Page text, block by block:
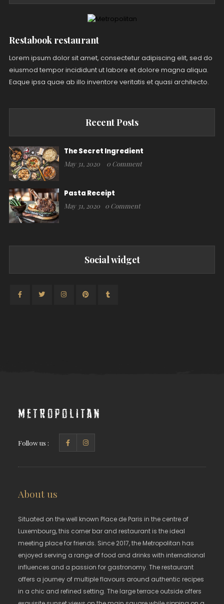
Restabook restaurant
Lorem ipsum dolor sit amet, consectetur adipiscing elit, sed do
eiusmod tempor incididunt ut labore et dolore magna aliqua.
Eaque ipsa quae ab illo inventore veritatis et quasi architecto.
Recent Posts
The Secret Ingredient
May 31, 2020 0 Comment
Pasta Receipt
May 31, 2020 0 Comment
Social widget
Metropolitan
Follow us :
About us
Situated on the well known Place de Paris in the centre of
Luxembourg, this corner bar and restaurant is the ideal
meeting place for friends. Since 2017, the Metropolitan has
enjoyed serving a range of food and drinks with international
influences and a passion for gastronomy. The restaurant
offers a journey of multiple flavours around authentic recipes
in a chic and refined setting. The large terrace outside offers